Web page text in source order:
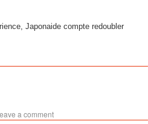
Japonaide compte redoubler
a comment